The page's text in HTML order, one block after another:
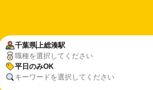
千葉県上総湊駅
職種を選択してください
平日のみOK
キーワードを選択してください